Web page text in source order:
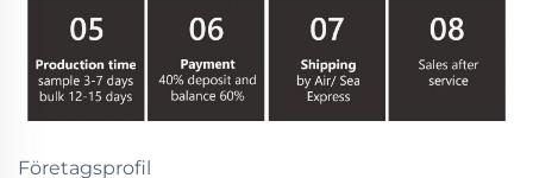
Företagsprofil